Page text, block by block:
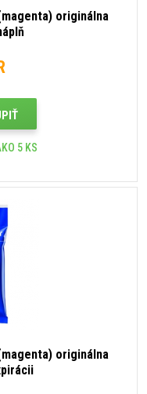
originálna
5 KS
originálna